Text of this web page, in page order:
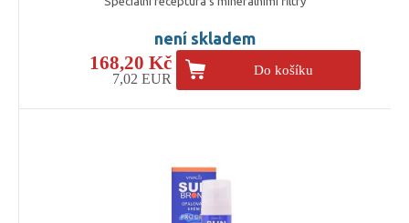
není skladem
168,20 Kč
7,02 EUR
Do košíku